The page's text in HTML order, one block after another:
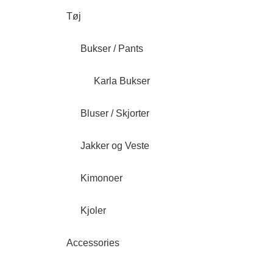
Tøj
Bukser / Pants
Karla Bukser
Bluser / Skjorter
Jakker og Veste
Kimonoer
Kjoler
Accessories